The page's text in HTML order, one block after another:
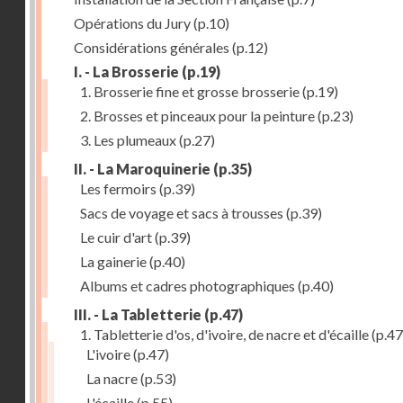
Opérations du Jury(p.10)
Considérations générales (p.12)
I. - La Brosserie (p.19)
1. Brosserie fine et grosse brosserie(p.19)
2. Brosses et pinceaux pour la peinture(p.23)
3. Les plumeaux(p.27)
II. - La Maroquinerie (p.35)
Les fermoirs (p.39)
Sacs de voyage et sacs à trousses (p.39)
Le cuir d'art(p.39)
La gainerie(p.40)
Albums et cadres photographiques (p.40)
III. - La Tabletterie (p.47)
1. Tabletterie d'os, d'ivoire, de nacre et d'écaille
L'ivoire(p.47)
La nacre(p.53)